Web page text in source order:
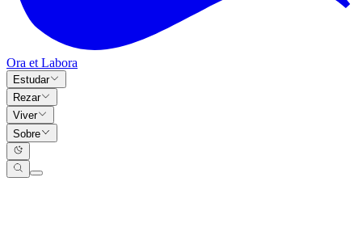
Ora et Labora
Estudar
Rezar
Viver
Sobre